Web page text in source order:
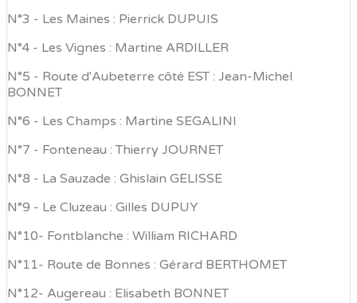
N°3 - Les Maines : Pierrick DUPUIS
N°4 - Les Vignes : Martine ARDILLER
N°5 - Route d'Aubeterre côté EST : Jean-Michel
BONNET
N°6 - Les Champs : Martine SEGALINI
N°7 - Fonteneau : Thierry JOURNET
N°8 - La Sauzade : Ghislain GELISSE
N°9 - Le Cluzeau : Gilles DUPUY
N°10- Fontblanche : William RICHARD
N°11- Route de Bonnes : Gérard BERTHOMET
N°12- Augereau : Elisabeth BONNET